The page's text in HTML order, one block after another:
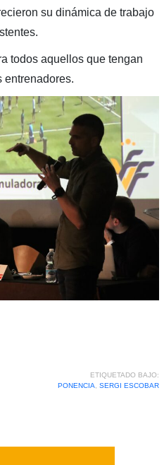
su dinámica de trabajo
todos aquellos que tengan
entrenadores.
ETIQUETADO BAJO:
PONENCIA
SERGI ESCOBAR